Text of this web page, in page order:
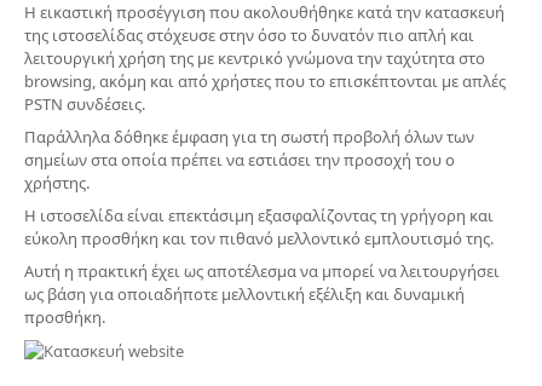
Η εικαστική προσέγγιση που ακολουθήθηκε κατά την κατασκευή
της ιστοσελίδας στόχευσε στην όσο το δυνατόν πιο απλή και
λειτουργική χρήση της με κεντρικό γνώμονα την ταχύτητα στο
browsing, ακόμη και από χρήστες που το επισκέπτονται με απλές
PSTN συνδέσεις.
Παράλληλα δόθηκε έμφαση για τη σωστή προβολή όλων των
σημείων στα οποία πρέπει να εστιάσει την προσοχή του ο
χρήστης.
Η ιστοσελίδα είναι επεκτάσιμη εξασφαλίζοντας τη γρήγορη και
εύκολη προσθήκη και τον πιθανό μελλοντικό εμπλουτισμό της.
Αυτή η πρακτική έχει ως αποτέλεσμα να μπορεί να λειτουργήσει
ως βάση για οποιαδήποτε μελλοντική εξέλιξη και δυναμική
προσθήκη.